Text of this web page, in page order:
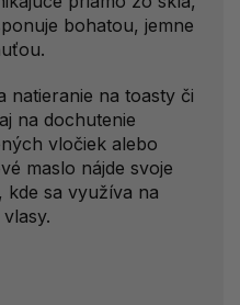
bohatou, jemne
natieranie na toasty či
na dochutenie
vločiek alebo
maslo nájde svoje
kde sa využíva na